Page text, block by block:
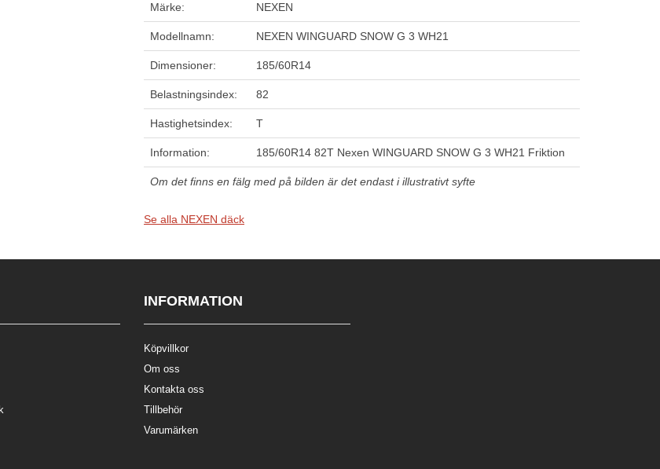
Märke: NEXEN
Modellnamn: NEXEN WINGUARD SNOW G 3 WH21
Dimensioner: 185/60R14
Belastningsindex: 82
Hastighetsindex: T
Information: 185/60R14 82T Nexen WINGUARD SNOW G 3 WH21 Friktion
Om det finns en fälg med på bilden är det endast i illustrativt syfte
Se alla NEXEN däck
INFORMATION
Köpvillkor
Om oss
Kontakta oss
Tillbehör
Varumärken